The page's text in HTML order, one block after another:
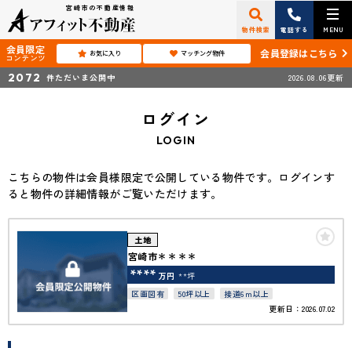
宮崎市の不動産情報
物件検索 電話する MENU
会員限定
コンテンツ お気に入り マッチング物件 会員登録はこちら
2072 件ただいま公開中 2026.08.06更新
ログイン
LOGIN
こちらの物件は会員様限定で公開している物件です。ログインす
ると物件の詳細情報がご覧いただけます。
土地
宮崎市＊＊＊＊
**** 万円 **坪
区画図有
50坪以上
接道6ｍ以上
更新日：2026.07.02